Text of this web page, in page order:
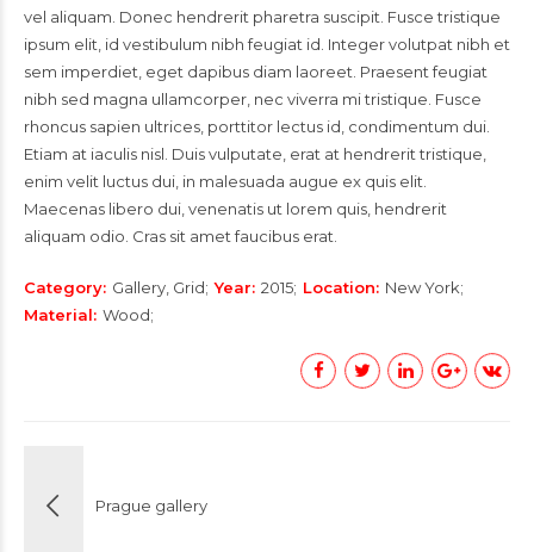
vel aliquam. Donec hendrerit pharetra suscipit. Fusce tristique
ipsum elit, id vestibulum nibh feugiat id. Integer volutpat nibh et
sem imperdiet, eget dapibus diam laoreet. Praesent feugiat
nibh sed magna ullamcorper, nec viverra mi tristique. Fusce
rhoncus sapien ultrices, porttitor lectus id, condimentum dui.
Etiam at iaculis nisl. Duis vulputate, erat at hendrerit tristique,
enim velit luctus dui, in malesuada augue ex quis elit.
Maecenas libero dui, venenatis ut lorem quis, hendrerit
aliquam odio. Cras sit amet faucibus erat.
Category Gallery, Grid Year 2015 Location
New York
Material Wood
Prague gallery